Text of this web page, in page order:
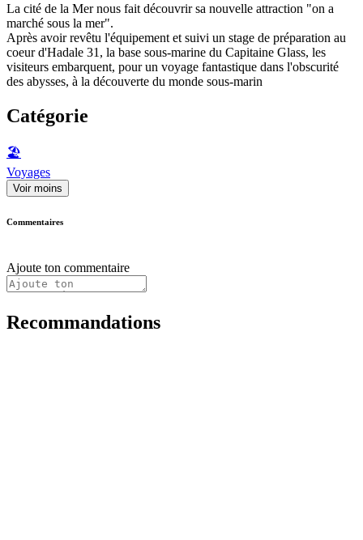
La cité de la Mer nous fait découvrir sa nouvelle attraction "on a
marché sous la mer".
Après avoir revêtu l'équipement et suivi un stage de préparation au
coeur d'Hadale 31, la base sous-marine du Capitaine Glass, les
visiteurs embarquent, pour un voyage fantastique dans l'obscurité
des abysses, à la découverte du monde sous-marin
Catégorie
🏖
Voyages
Voir moins
Commentaires
Ajoute ton commentaire
Recommandations